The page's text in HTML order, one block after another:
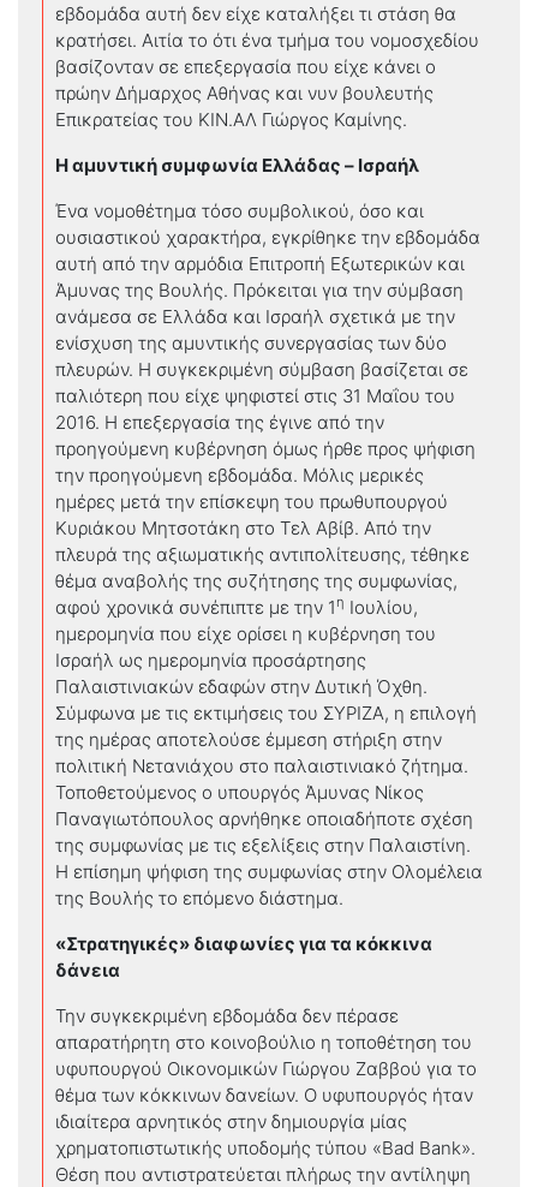
εβδομάδα αυτή δεν είχε καταλήξει τι στάση θα
κρατήσει. Αιτία το ότι ένα τμήμα του νομοσχεδίου
βασίζονταν σε επεξεργασία που είχε κάνει ο
πρώην Δήμαρχος Αθήνας και νυν βουλευτής
Επικρατείας του ΚΙΝ.ΑΛ Γιώργος Καμίνης.
Η αμυντική συμφωνία Ελλάδας – Ισραήλ
Ένα νομοθέτημα τόσο συμβολικού, όσο και
ουσιαστικού χαρακτήρα, εγκρίθηκε την εβδομάδα
αυτή από την αρμόδια Επιτροπή Εξωτερικών και
Άμυνας της Βουλής. Πρόκειται για την σύμβαση
ανάμεσα σε Ελλάδα και Ισραήλ σχετικά με την
ενίσχυση της αμυντικής συνεργασίας των δύο
πλευρών. Η συγκεκριμένη σύμβαση βασίζεται σε
παλιότερη που είχε ψηφιστεί στις 31 Μαΐου του
2016. Η επεξεργασία της έγινε από την
προηγούμενη κυβέρνηση όμως ήρθε προς ψήφιση
την προηγούμενη εβδομάδα. Μόλις μερικές
ημέρες μετά την επίσκεψη του πρωθυπουργού
Κυριάκου Μητσοτάκη στο Τελ Αβίβ. Από την
πλευρά της αξιωματικής αντιπολίτευσης, τέθηκε
θέμα αναβολής της συζήτησης της συμφωνίας,
αφού χρονικά συνέπιπτε με την 1 η Ιουλίου,
ημερομηνία που είχε ορίσει η κυβέρνηση του
Ισραήλ ως ημερομηνία προσάρτησης
Παλαιστινιακών εδαφών στην Δυτική Όχθη.
Σύμφωνα με τις εκτιμήσεις του ΣΥΡΙΖΑ, η επιλογή
της ημέρας αποτελούσε έμμεση στήριξη στην
πολιτική Νετανιάχου στο παλαιστινιακό ζήτημα.
Τοποθετούμενος ο υπουργός Άμυνας Νίκος
Παναγιωτόπουλος αρνήθηκε οποιαδήποτε σχέση
της συμφωνίας με τις εξελίξεις στην Παλαιστίνη.
Η επίσημη ψήφιση της συμφωνίας στην Ολομέλεια
της Βουλής το επόμενο διάστημα.
«Στρατηγικές» διαφωνίες για τα κόκκινα
δάνεια
Την συγκεκριμένη εβδομάδα δεν πέρασε
απαρατήρητη στο κοινοβούλιο η τοποθέτηση του
υφυπουργού Οικονομικών Γιώργου Ζαββού για το
θέμα των κόκκινων δανείων. Ο υφυπουργός ήταν
ιδιαίτερα αρνητικός στην δημιουργία μίας
χρηματοπιστωτικής υποδομής τύπου «Bad Bank».
Θέση που αντιστρατεύεται πλήρως την αντίληψη